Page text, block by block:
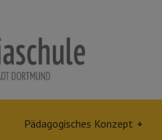
Pädagogisches Konzept